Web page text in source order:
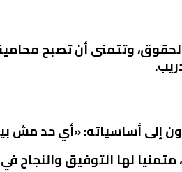
وتتمنى أن تصبح
إلى أساسياته: «أي حد مش
لها التوفيق والنجاح